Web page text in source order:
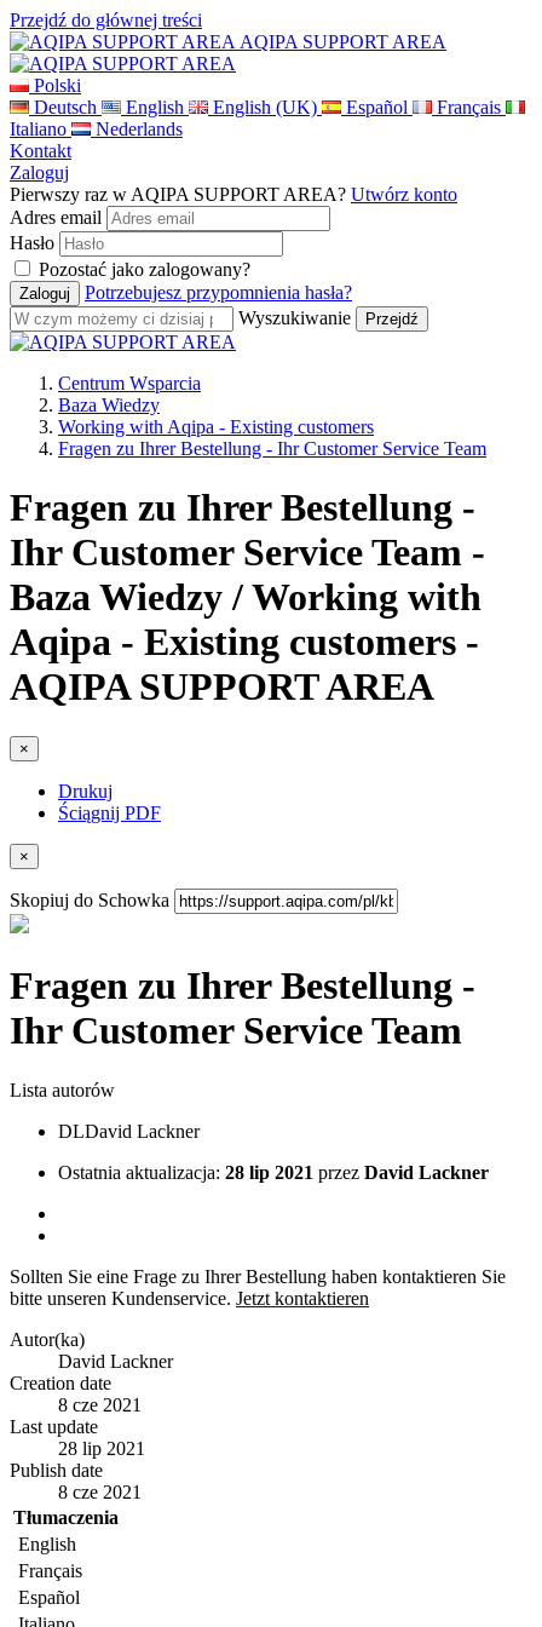
Przejdź do głównej treści
AQIPA SUPPORT AREA
Polski
Deutsch
English English (UK) Español
Français
Italiano
Nederlands
Kontakt
Zaloguj
Pierwszy raz w AQIPA SUPPORT AREA? Utwórz konto
Adres email
Hasło
Pozostać jako zalogowany?
Potrzebujesz przypomnienia hasła?
Wyszukiwanie
Centrum Wsparcia
Baza Wiedzy
Working with Aqipa - Existing customers
Fragen zu Ihrer Bestellung - Ihr Customer Service Team
Fragen zu Ihrer Bestellung -
Ihr Customer Service Team -
Baza Wiedzy / Working with
Aqipa - Existing customers -
AQIPA SUPPORT AREA
×
Drukuj
Ściągnij PDF
×
Skopiuj do Schowka
Fragen zu Ihrer Bestellung -
Ihr Customer Service Team
Lista autorów
DLDavid Lackner
Ostatnia aktualizacja: 28 lip 2021 przez David Lackner
Sollten Sie eine Frage zu Ihrer Bestellung haben kontaktieren Sie
bitte unseren Kundenservice. Jetzt kontaktieren
Autor(ka)
David Lackner
Creation date
8 cze 2021
Last update
28 lip 2021
Publish date
8 cze 2021
Tłumaczenia
English
Français
Español